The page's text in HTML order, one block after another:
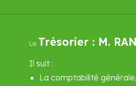
L e Trésorier : M.
Il suit :
La comptabilité générale,